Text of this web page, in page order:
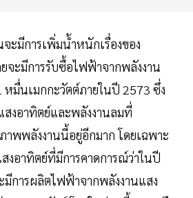
ะมีการเพิ่มน้ำหนักเรื่องของ
จะมีการรับซื้อไฟฟ้าจากพลังงาน
มื่นเมกกะวัตต์ภายในปี 2573 ซึ่ง
งอาทิตย์และพลังงานลมที่
าพพลังงานนี้อยู่อีกมาก โดยเฉพาะ
งอาทิตย์ที่มีการคาดการณ์ว่าในปี
การผลิตไฟฟ้าจากพลังงานแสง